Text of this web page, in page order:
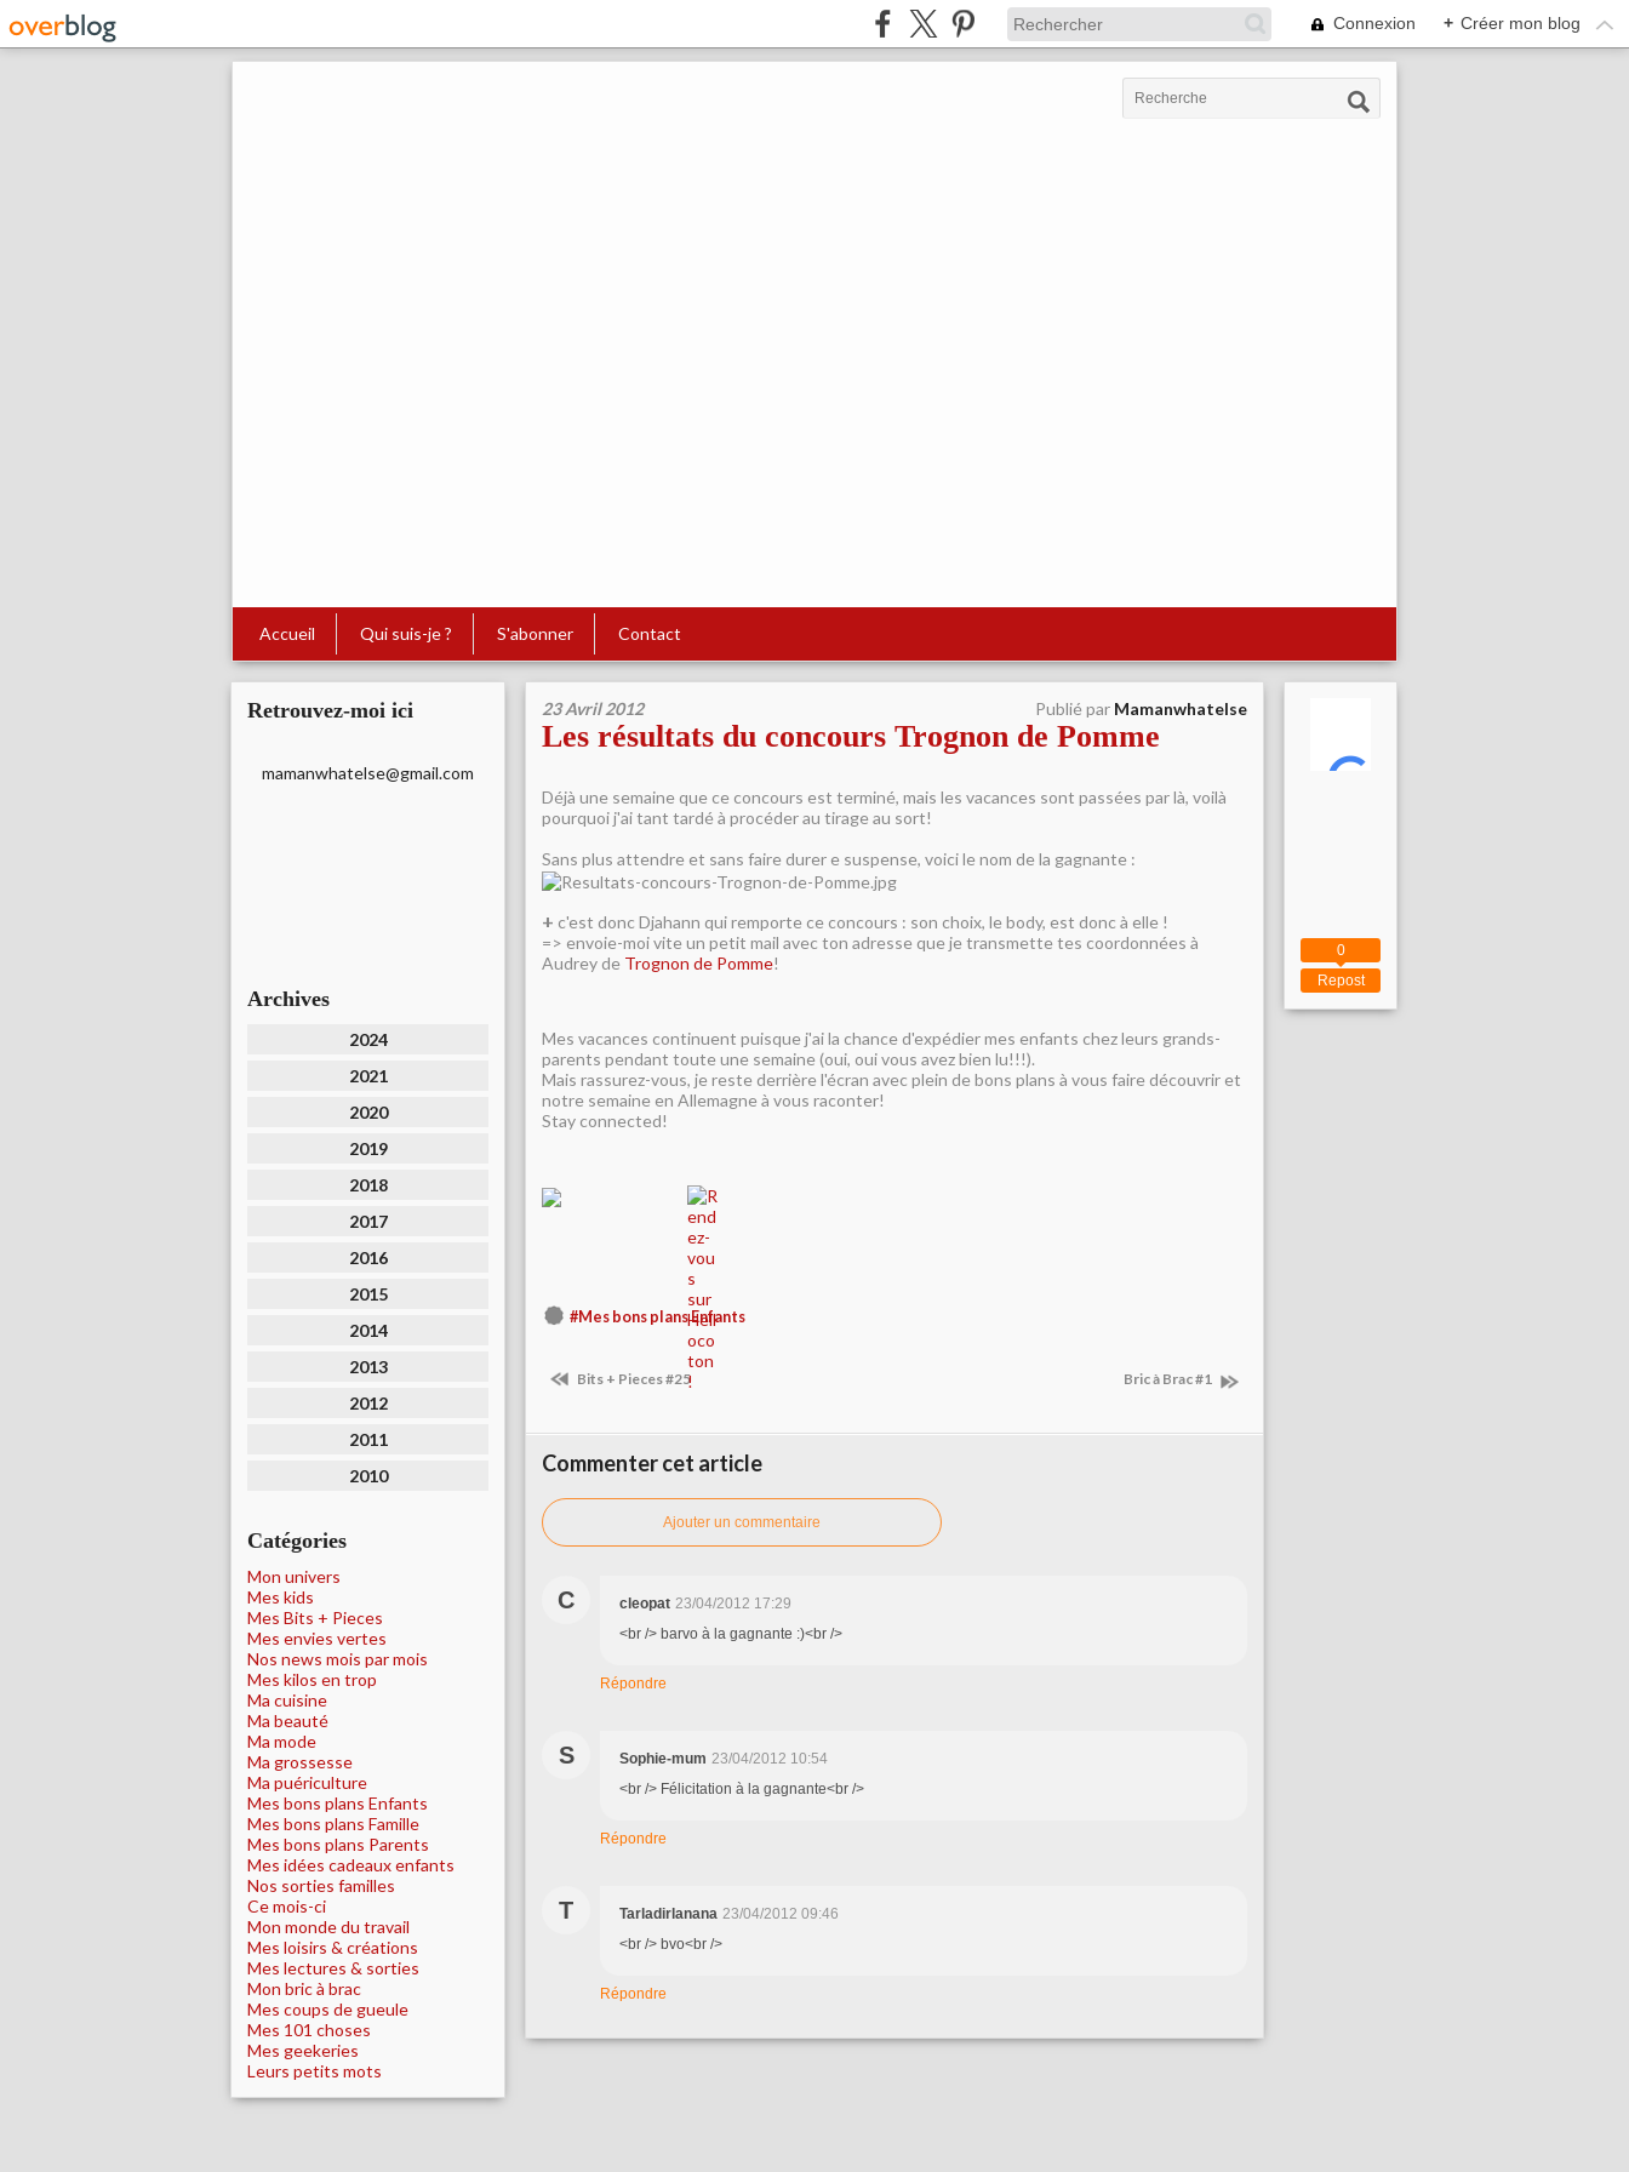
Connexion + Créer mon blog
Accueil Qui suis-je ? S'abonner Contact
Retrouvez-moi ici
mamanwhatelse@gmail.com
Archives
2024
2021
2020
2019
2018
2017
2016
2015
2014
2013
2012
2011
2010
Catégories
Mon univers
Mes kids
Mes Bits + Pieces
Mes envies vertes
Nos news mois par mois
Mes kilos en trop
Ma cuisine
Ma beauté
Ma mode
Ma grossesse
Ma puériculture
Mes bons plans Enfants
Mes bons plans Famille
Mes bons plans Parents
Mes idées cadeaux enfants
Nos sorties familles
Ce mois-ci
Mon monde du travail
Mes loisirs & créations
Mes lectures & sorties
Mon bric à brac
Mes coups de gueule
Mes 101 choses
Mes geekeries
Leurs petits mots
23 Avril 2012 Publié par Mamanwhatelse
Les résultats du concours Trognon de Pomme
Déjà une semaine que ce concours est terminé, mais les vacances sont passées par là, voilà
pourquoi j'ai tant tardé à procéder au tirage au sort!
Sans plus attendre et sans faire durer e suspense, voici le nom de la gagnante :
+ c'est donc Djahann qui remporte ce concours : son choix, le body, est donc à elle !
=> envoie-moi vite un petit mail avec ton adresse que je transmette tes coordonnées à
Audrey de Trognon de Pomme!
Mes vacances continuent puisque j'ai la chance d'expédier mes enfants chez leurs grands-
parents pendant toute une semaine (oui, oui vous avez bien lu!!!).
Mais rassurez-vous, je reste derrière l'écran avec plein de bons plans à vous faire découvrir et
notre semaine en Allemagne à vous raconter!
Stay connected!
#Mes bons plans Enfants
Bits + Pieces #25 Bric à Brac #1
Commenter cet article
Ajouter un commentaire
C cleopat 23/04/2012 17:29
<br /> barvo à la gagnante :)<br />
Répondre
S Sophie-mum 23/04/2012 10:54
<br /> Félicitation à la gagnante<br />
Répondre
T Tarladirlanana 23/04/2012 09:46
<br /> bvo<br />
Répondre
Repost
0